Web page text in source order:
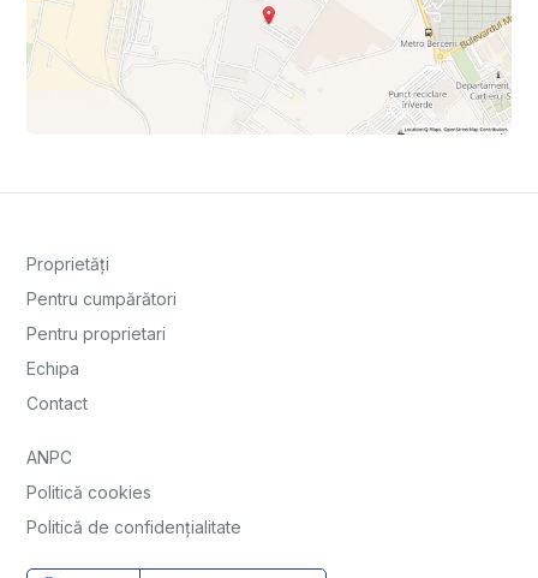
Proprietăți
Pentru cumpărători
Pentru proprietari
Echipa
Contact
ANPC
Politică cookies
Politică de confidențialitate